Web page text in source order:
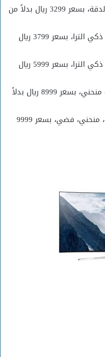
شاشة عرض 60 بوصة، كامل الدقة، بسعر 3299 ريال بدلاً من
شاشة عرض 49 بوصة، منحني ذكي الترا، بسعر 3799 ريال
شاشة عرض 55 بوصة، منحني ذكي الترا، بسعر 5999 ريال
شاشة عرض 65 بوصة، سمارت منحني، بسعر 8999 ريال بدلاً
شاشة عرض 65 بوصة، سمارت، منحني، فضي، بسعر 9999